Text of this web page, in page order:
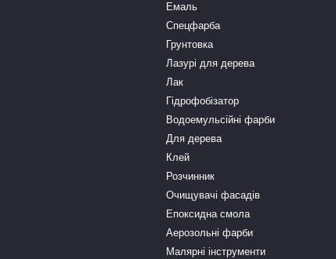
Емаль
Спецфарба
Грунтовка
Лазурі для дерева
Лак
Гідрофобізатор
Водоемульсійні фарби
Для дерева
Клей
Розчинник
Очищувачі фасадів
Епоксидна смола
Аерозольні фарби
Малярні інструменти